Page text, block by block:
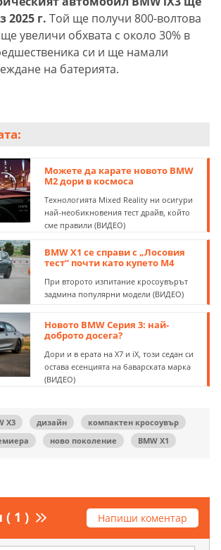
2025 г. Той ще получи 800-волтова
увеличи обхвата с около 30% в
си и ще намали
на батерията.
Можете да карате новото BMW
M2 дори в космоса
Технологията Mixed Reality ни осигури
най-необикновения тест драйв, който
сме правили (ВИДЕО)
BMW X1 се справи с „Лосовия
тест“ почти като купето M4
При второто изпитание кросоувърът
задмина популярни модели (ВИДЕО)
Новото BMW Серия 3: най-
доброто досега?
Дори и в ерата на X7 и iX, този седан си
остава есенцията на баварската марка
(ВИДЕО)
X3 дизайн
компактен кросоувър
ново поколение BMW X1
( 1 ) Напиши коментар